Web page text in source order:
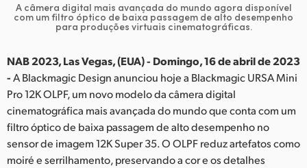
Hong Kong SAR, China
Italy
Japan
Korea
Mexico
A câmera digital mais avançada do mundo agora disponível
com um filtro óptico de baixa passagem de alto desempenho
para produções virtuais cinematográficas.
NAB 2023, Las Vegas, (EUA) - Domingo, 16 de abril de 2023
-A Blackmagic Design anunciou hoje a Blackmagic URSA Mini
Pro 12K OLPF, um novo modelo da câmera digital
cinematográfica mais avançada do mundo que conta com um
filtro óptico de baixa passagem de alto desempenho no
sensor de imagem 12K Super 35. O OLPF reduz artefatos como
moiré e serrilhamento, preservando a cor e os detalhes